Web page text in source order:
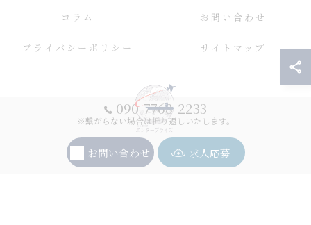
090-7768-2233
※繋がらない場合は折り返しいたします。
お問い合わせ 求人応募
コラム お問い合わせ
プライバシーポリシー サイトマップ
© 2026 大阪の外壁塗装ならエンタープライズ ALL RIGHTS RESERVED.